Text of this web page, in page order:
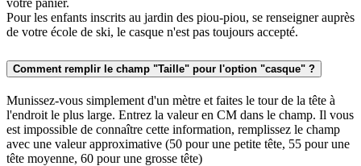
Pour les enfants inscrits au jardin des piou-piou, se renseigner auprès
de votre école de ski, le casque n'est pas toujours accepté.
Comment remplir le champ "Taille" pour l'option "casque" ?
Munissez-vous simplement d'un mètre et faites le tour de la tête à
l'endroit le plus large. Entrez la valeur en CM dans le champ. Il vous
est impossible de connaître cette information, remplissez le champ
avec une valeur approximative (50 pour une petite tête, 55 pour une
tête moyenne, 60 pour une grosse tête)